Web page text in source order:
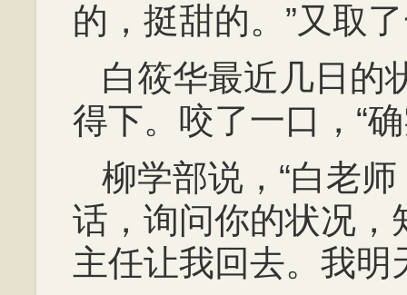
的，挺甜的。”又取
白筱华最近几日的
得下。咬了一口，“
柳学部说，“白老
话，询问你的状况，
主任让我回去。我明